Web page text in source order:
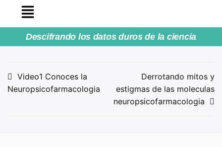
Descifrando los datos duros de la ciencia
Video1 Conoces la
Neuropsicofarmacologia
Derrotando mitos y
estigmas de las moleculas
neuropsicofarmacologia